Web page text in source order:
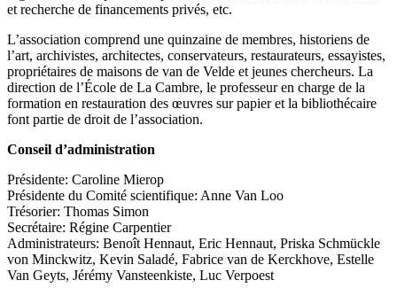
et recherche de financements privés, etc.
L’association comprend une quinzaine de membres, historiens de
l’art, archivistes, architectes, conservateurs, restaurateurs, essayistes,
propriétaires de maisons de van de Velde et jeunes chercheurs. La
direction de l’École de La Cambre, le professeur en charge de la
formation en restauration des œuvres sur papier et la bibliothécaire
font partie de droit de l’association.
Conseil d’administration
Présidente: Caroline Mierop
Présidente du Comité scientifique: Anne Van Loo
Trésorier: Thomas Simon
Secrétaire: Régine Carpentier
Administrateurs: Benoît Hennaut, Eric Hennaut, Priska Schmückle
von Minckwitz, Kevin Saladé, Fabrice van de Kerckhove, Estelle
Van Geyts, Jérémy Vansteenkiste, Luc Verpoest